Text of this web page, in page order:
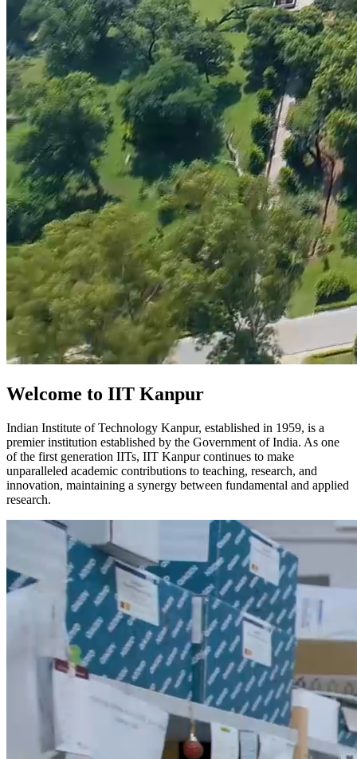
Welcome to IIT Kanpur
Indian Institute of Technology Kanpur, established in 1959, is a
premier institution established by the Government of India. As one
of the first generation IITs, IIT Kanpur continues to make
unparalleled academic contributions to teaching, research, and
innovation, maintaining a synergy between fundamental and applied
research.